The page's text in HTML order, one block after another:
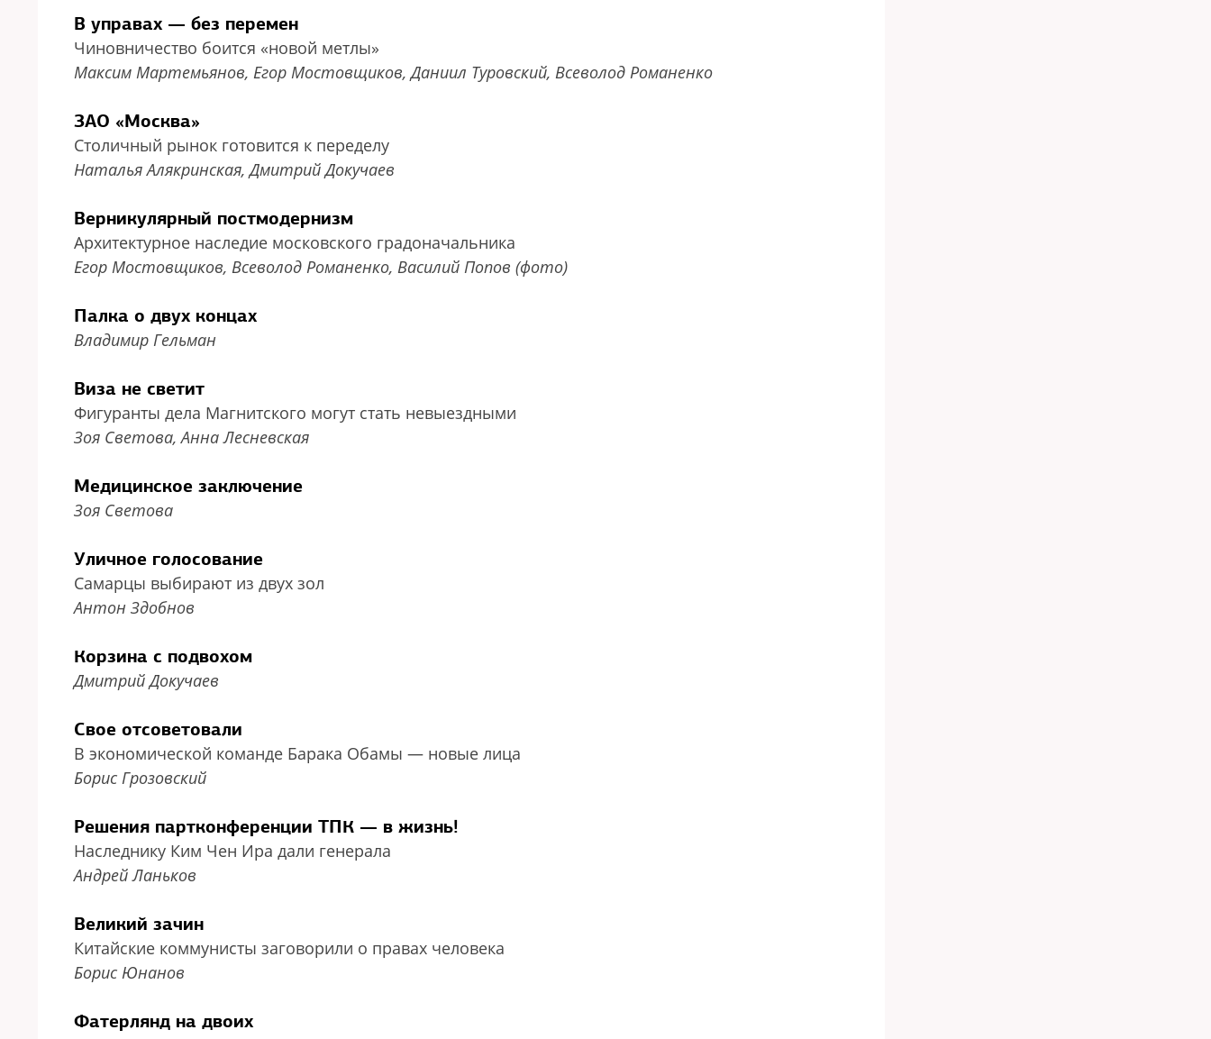
В управах — без перемен
Чиновничество боится «новой метлы»
Максим Мартемьянов, Егор Мостовщиков, Даниил Туровский, Всеволод Романенко
ЗАО «Москва»
Столичный рынок готовится к переделу
Наталья Алякринская, Дмитрий Докучаев
Верникулярный постмодернизм
Архитектурное наследие московского градоначальника
Егор Мостовщиков, Всеволод Романенко, Василий Попов (фото)
Палка о двух концах
Владимир Гельман
Виза не светит
Фигуранты дела Магнитского могут стать невыездными
Зоя Светова, Анна Лесневская
Медицинское заключение
Зоя Светова
Уличное голосование
Самарцы выбирают из двух зол
Антон Здобнов
Корзина с подвохом
Дмитрий Докучаев
Свое отсоветовали
В экономической команде Барака Обамы — новые лица
Борис Грозовский
Решения партконференции ТПК — в жизнь!
Наследнику Ким Чен Ира дали генерала
Андрей Ланьков
Великий зачин
Китайские коммунисты заговорили о правах человека
Борис Юнанов
Фатерлянд на двоих